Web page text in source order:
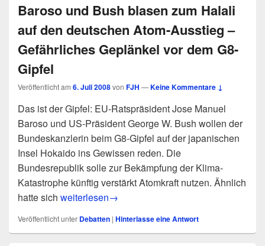
Baroso und Bush blasen zum Halali
auf den deutschen Atom-Ausstieg –
Gefährliches Geplänkel vor dem G8-
Gipfel
Veröffentlicht am 6. Juli 2008von FJH —Keine Kommentare ↓
Das ist der Gipfel: EU-Ratspräsident Jose Manuel
Baroso und US-Präsident George W. Bush wollen der
Bundeskanzlerin beim G8-Gipfel auf der japanischen
Insel Hokaido ins Gewissen reden. Die
Bundesrepublik solle zur Bekämpfung der Klima-
Katastrophe künftig verstärkt Atomkraft nutzen. Ähnlich
hatte sich Baroso und Bush blasen zum Halali auf den
weiterlesen→
Veröffentlicht unter Debatten | Hinterlasse eine Antwort